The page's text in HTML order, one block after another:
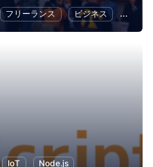
フリーランス ビジネス ECマ
IoT Node.js